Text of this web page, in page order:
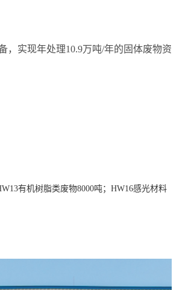
，实现年处理10.9万吨/年的固体废物资
有机树脂类废物8000吨；HW16感光材料